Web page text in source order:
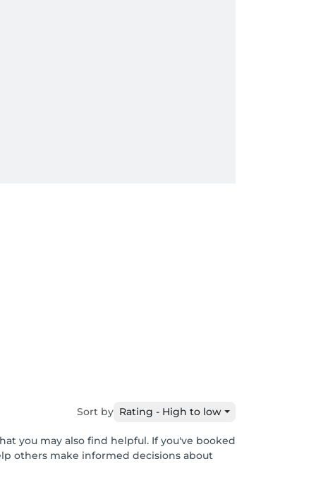
Sort by Rating - High to low
you may also find helpful. If you've booked
others make informed decisions about